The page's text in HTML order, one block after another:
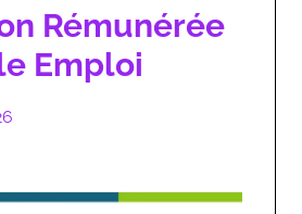
Rémunérée
Emploi